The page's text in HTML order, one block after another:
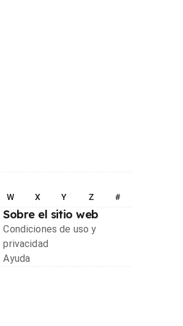
W X Y Z #
Sobre el sitio web
Condiciones de uso y
privacidad
Ayuda